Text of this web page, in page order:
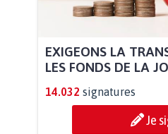
EXIGEONS LA
LES FONDS DE LA
14.032 signatures
Je